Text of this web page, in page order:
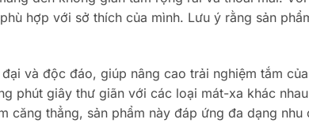
hợp với sở thích của mình. Lưu ý rằng sản
và độc đáo, giúp nâng cao trải nghiệm tắm
phút giây thư giãn với các loại mát-xa khác
thẳng, sản phẩm này đáp ứng đa dạng nhu